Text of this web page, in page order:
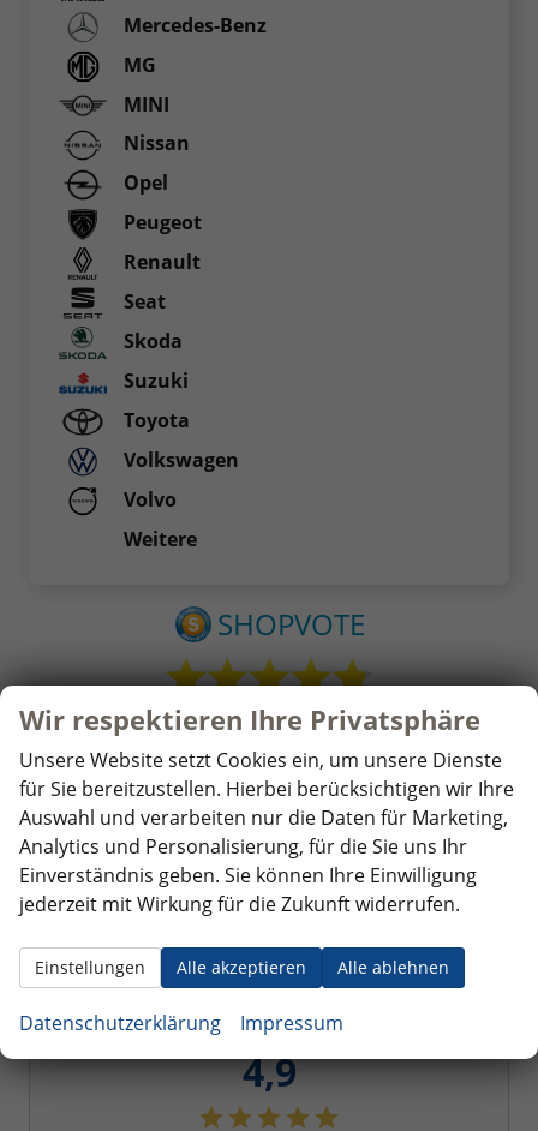
Mercedes-Benz
MG
MINI
Nissan
Opel
Peugeot
Renault
Seat
Skoda
Suzuki
Toyota
Volkswagen
Volvo
Weitere
Bewertungen. Information zur Echtheit von
Kundenbewertungen finden Sie hier.
4,9
Wir respektieren Ihre Privatsphäre
Unsere Website setzt Cookies ein, um unsere Dienste
für Sie bereitzustellen. Hierbei berücksichtigen wir Ihre
Auswahl und verarbeiten nur die Daten für Marketing,
Analytics und Personalisierung, für die Sie uns Ihr
Einverständnis geben. Sie können Ihre Einwilligung
jederzeit mit Wirkung für die Zukunft widerrufen.
Alle akzeptieren Alle ablehnen
Einstellungen
Datenschutzerklärung Impressum